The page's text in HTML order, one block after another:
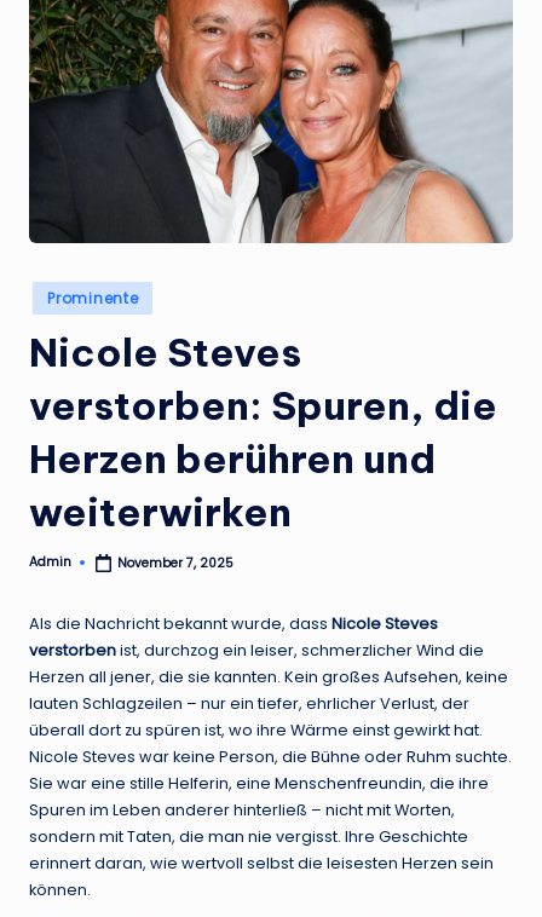
Posted
in
Prominente
Nicole Steves
verstorben: Spuren, die
Herzen berühren und
weiterwirken
Posted
Admin November 7, 2025
Als die Nachricht bekannt wurde, dass Nicole Steves
verstorbenist, durchzog ein leiser, schmerzlicher Wind die
Herzen all jener, die sie kannten. Kein großes Aufsehen, keine
lauten Schlagzeilen – nur ein tiefer, ehrlicher Verlust, der
überall dort zu spüren ist, wo ihre Wärme einst gewirkt hat.
Nicole Steves war keine Person, die Bühne oder Ruhm suchte.
Sie war eine stille Helferin, eine Menschenfreundin, die ihre
Spuren im Leben anderer hinterließ – nicht mit Worten,
sondern mit Taten, die man nie vergisst. Ihre Geschichte
erinnert daran, wie wertvoll selbst die leisesten Herzen sein
können.